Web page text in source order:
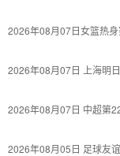
2026年08月07日女篮热
2026年08月07日 上海明
2026年08月07日 中超第
2026年08月05日 足球友